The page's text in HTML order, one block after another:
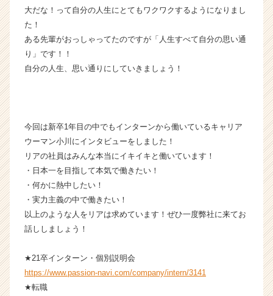
届
就
サ
キ
ャ
リ
ア
e
e
a
r
大だな！って自分の人生にとてもワクワクするようになりまし
た！
ある先輩がおっしゃってたのですが「人生すべて自分の思い通
り」です！！
自分の人生、思い通りにしていきましょう！
今回は新卒1年目の中でもインターンから働いているキャリア
ウーマン小川にインタビューをしました！
リアの社員はみんな本当にイキイキと働いています！
・日本一を目指して本気で働きたい！
・何かに熱中したい！
・実力主義の中で働きたい！
以上のような人をリアは求めています！ぜひ一度弊社に来てお
話ししましょう！
★21卒インターン・個別説明会
https://www.passion-navi.com/company/intern/3141
★転職